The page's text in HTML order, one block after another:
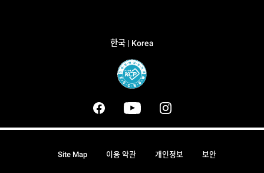
한국 | Korea
Site Map 이용 약관 개인정보 보안